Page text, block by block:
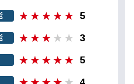
5
3
5